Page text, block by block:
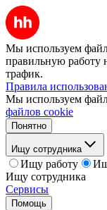
Мы используем
правильную работу
трафик.
Правила
Мы используем
файлов cookie
Понятно
Ищу сотрудника
Ищу работу
Ищу сотрудника
Сервисы
Помощь